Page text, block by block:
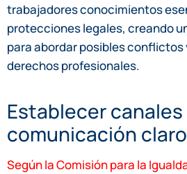
trabajadores conocimientos
protecciones legales, creando
para abordar posibles conflictos
derechos profesionales.
Establecer canales
comunicación
Según la Comisión para la